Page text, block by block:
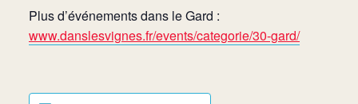
Plus d’événements dans le Gard :
www.danslesvignes.fr/events/categorie/30-gard/